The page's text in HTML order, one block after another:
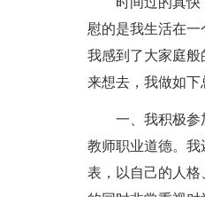
慰的是我生活在
我感到了大家庭
来想去，我做如下
一、我积极参
教师职业道德。
表，以自己的人